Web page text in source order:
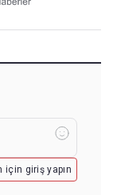
için giriş yapın